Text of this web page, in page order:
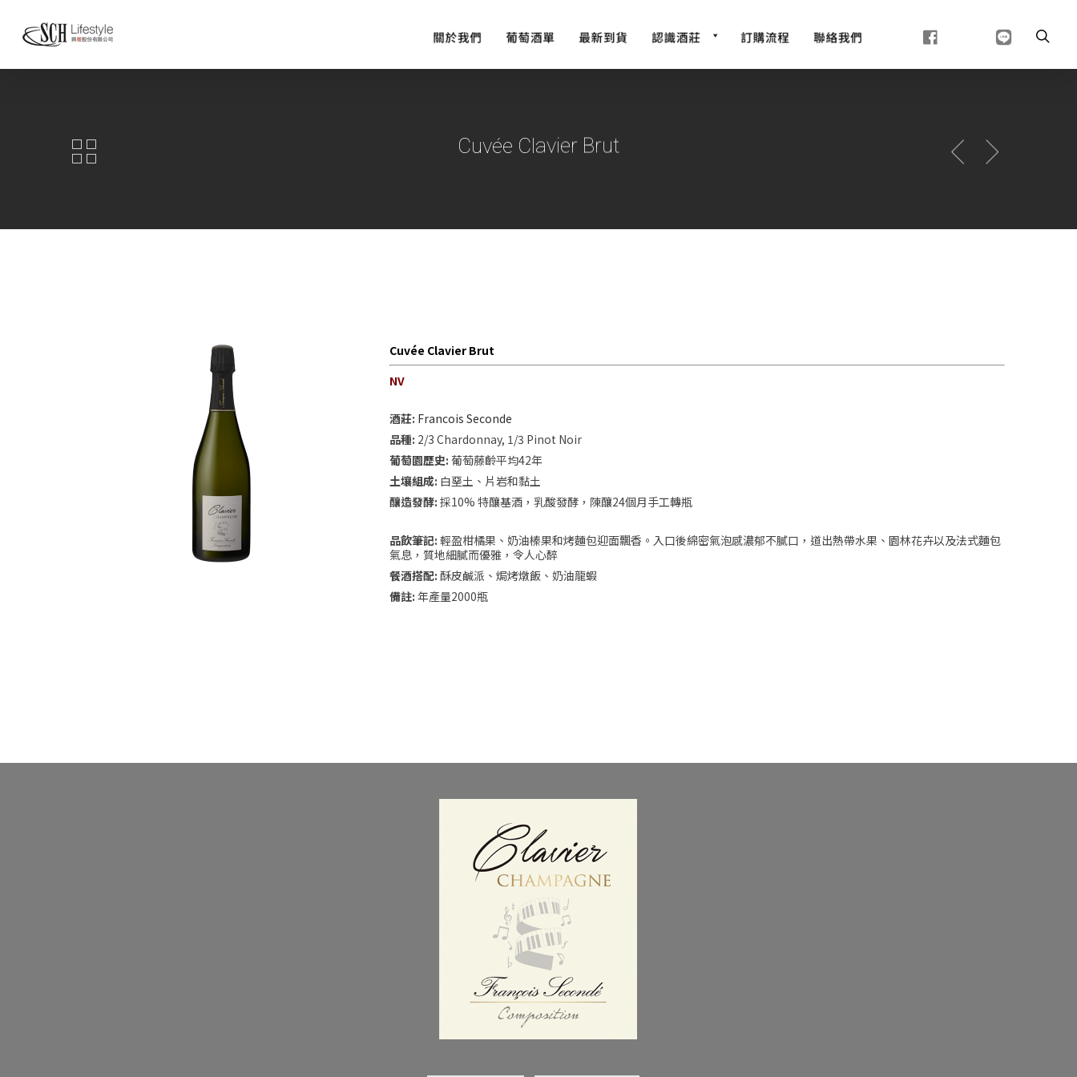
Cuvée Clavier Brut
Cuvée Clavier Brut
NV
酒莊: Francois Seconde
品種: 2/3 Chardonnay, 1/3 Pinot Noir
葡萄園歷史: 葡萄藤齡平均42年
土壤組成: 白堊土、片岩和黏土
釀造發酵: 採10% 特釀基酒，乳酸發酵，陳釀24個月手工轉瓶
品飲筆記: 輕盈柑橘果、奶油榛果和烤麵包迎面飄香。入口後綿密氣泡感濃郁不膩口，道出熱帶水果、園林花卉以及法式麵包
氣息，質地細膩而優雅，令人心醉
餐酒搭配: 酥皮鹹派、焗烤燉飯、奶油龍蝦
備註: 年產量2000瓶